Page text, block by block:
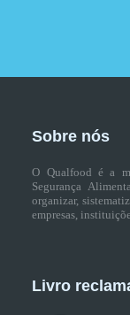
Sobre nós
O Qualfood é a
Segurança
organizar,
empresas,
Livro